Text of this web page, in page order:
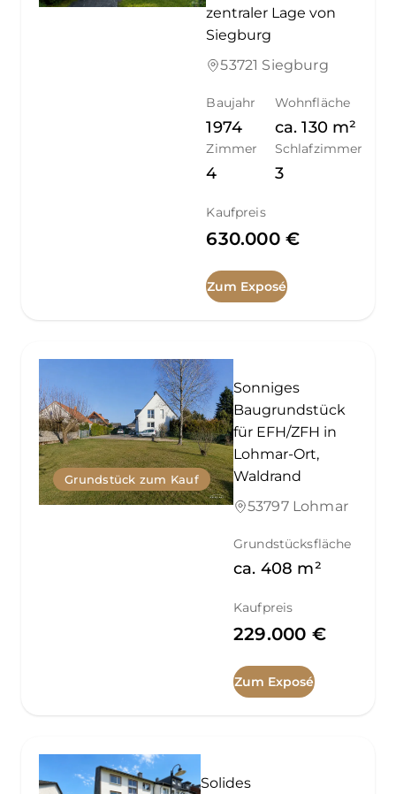
zentraler Lage von
Siegburg
53721 Siegburg
Baujahr
1974
Wohnfläche
ca. 130 m²
Zimmer
4
Schlafzimmer
3
Kaufpreis
630.000 €
Zum Exposé
Grundstück zum Kauf
Sonniges
Baugrundstück
für EFH/ZFH in
Lohmar-Ort,
Waldrand
53797 Lohmar
Grundstücksfläche
ca. 408 m²
Kaufpreis
229.000 €
Zum Exposé
Solides